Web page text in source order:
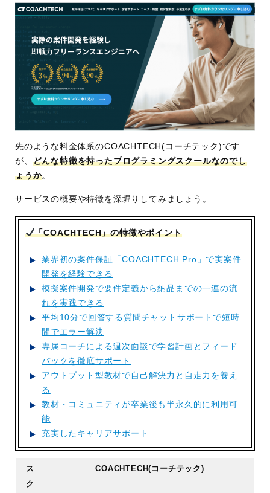
先のような料金体系のCOACHTECH(コーチテック)です
が、 どんな特徴を持ったプログラミングスクールなのでし
ょうか。
サービスの概要や特徴を深堀りしてみましょう。
「COACHTECH」の特徴やポイント
業界初の案件保証「COACHTECH Pro」で実案件
開発を経験できる
模擬案件開発で要件定義から納品までの一連の流
れを実践できる
平均10分で回答する質問チャットサポートで短時
間でエラー解決
専属コーチによる週次面談で学習計画とフィード
バックを徹底サポート
アウトプット型教材で自己解決力と自走力を養え
る
教材・コミュニティが卒業後も半永久的に利用可
能
充実したキャリアサポート
ス
ク
COACHTECH(コーチテック)